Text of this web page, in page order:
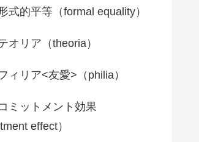
式的平等（formal equality）
オリア（theoria）
ィリア<友愛>（philia）
ミットメント効果
effect）